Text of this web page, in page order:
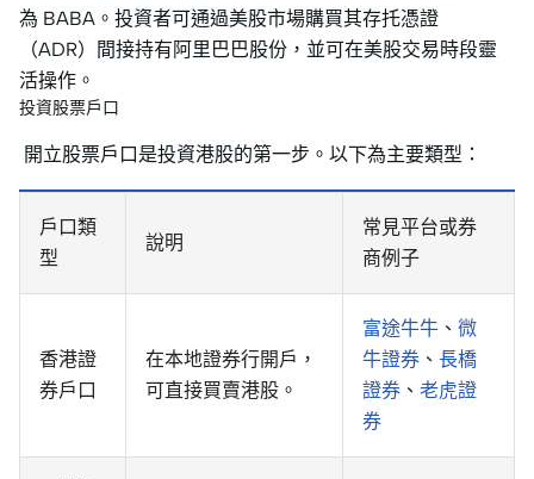
為 BABA。投資者可通過美股市場購買其存托憑證
（ADR）間接持有阿里巴巴股份，並可在美股交易時段靈
活操作。
投資股票戶口
開立股票戶口是投資港股的第一步。以下為主要類型：
戶口類
型
說明
常見平台或券
商例子
香港證
券戶口
在本地證券行開戶，
可直接買賣港股。
富途牛牛 、 微
牛證券 、 長橋
證券 、 老虎證
券